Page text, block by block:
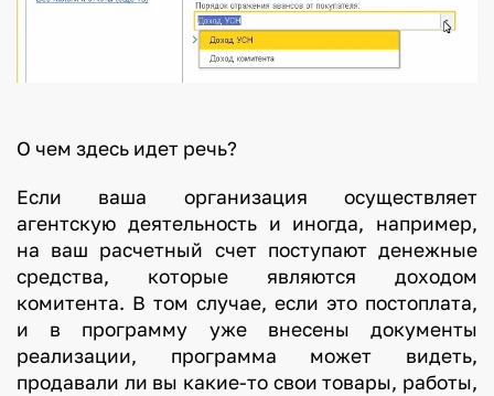
О чем здесь идет речь?
Если ваша организация осуществляет
агентскую деятельность и иногда, например,
на ваш расчетный счет поступают денежные
средства, которые являются доходом
комитента. В том случае, если это постоплата,
и в программу уже внесены документы
реализации, программа может видеть,
продавали ли вы какие-то свои товары, работы,